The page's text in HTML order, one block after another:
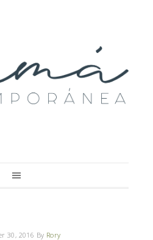
30, 2016 By Rory